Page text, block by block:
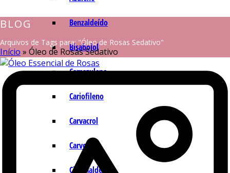
Benzaldeído
Bisabolol
Camazuleno
Cariofileno
Carvacrol
Carvona
Cinamaldeído
BLOG
Arquivos de Tags para: "Óleo de Rosas Sedativo"
Início » Óleo de Rosas Sedativo